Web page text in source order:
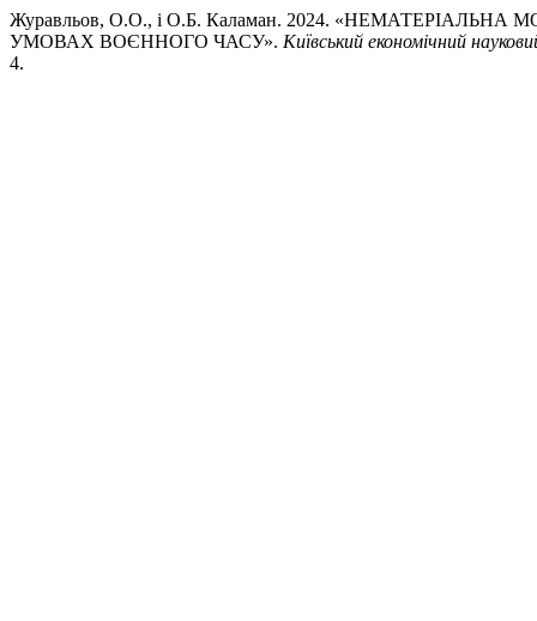
Журавльов, О.О., і О.Б. Каламан. 2024.
УМОВАХ ВОЄННОГО ЧАСУ». Київський економічний
4.